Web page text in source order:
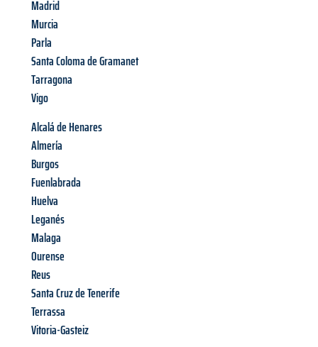
Madrid
Murcia
Parla
Santa Coloma de Gramanet
Tarragona
Vigo
Alcalá de Henares
Almería
Burgos
Fuenlabrada
Huelva
Leganés
Malaga
Ourense
Reus
Santa Cruz de Tenerife
Terrassa
Vitoria-Gasteiz